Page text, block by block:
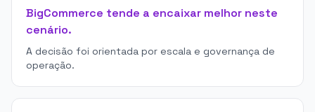
BigCommerce tende a encaixar melhor neste
cenário.
A decisão foi orientada por escala e governança de
operação.